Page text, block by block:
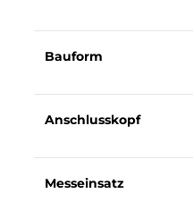
Bauform
Anschlusskopf
Messeinsatz